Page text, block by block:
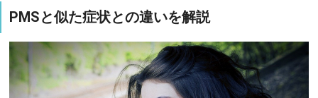
PMSと似た症状との違いを解説